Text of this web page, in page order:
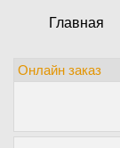
Главная
Онлайн заказ